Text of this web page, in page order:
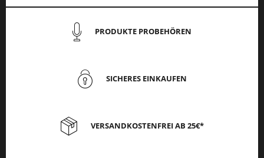
PRODUKTE PROBEHÖREN
SICHERES EINKAUFEN
VERSANDKOSTENFREI AB 25€*